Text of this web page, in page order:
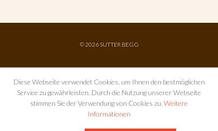
© 2026 SUTTER BEGG
Diese Webseite verwendet Cookies, um Ihnen den bestmöglichen
Service zu gewährleisten. Durch die Nutzung unserer Webseite
stimmen Sie der Verwendung von Cookies zu. Weitere
Informationen